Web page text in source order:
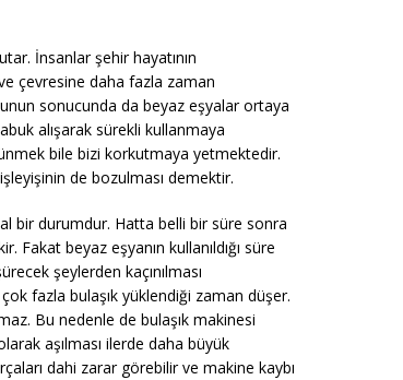
İnsanlar şehir hayatının
çevresine daha fazla zaman
sonucunda da beyaz eşyalar ortaya
alışarak sürekli kullanmaya
bile bizi korkutmaya yetmektedir.
de bozulması demektir.
bir durumdur. Hatta belli bir süre sonra
Fakat beyaz eşyanın kullanıldığı süre
şeylerden kaçınılması
fazla bulaşık yüklendiği zaman düşer.
Bu nedenle de bulaşık makinesi
aşılması ilerde daha büyük
dahi zarar görebilir ve makine kaybı